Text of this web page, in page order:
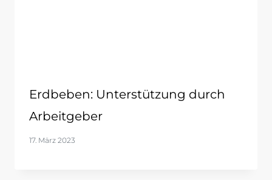
Erdbeben: Unterstützung durch
Arbeitgeber
17. März 2023